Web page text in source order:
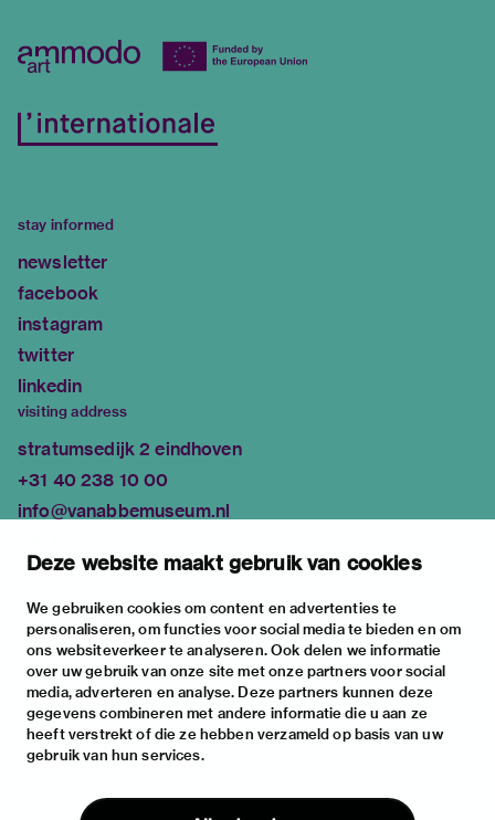
Deze website maakt gebruik van cookies
We gebruiken cookies om content en advertenties te
personaliseren, om functies voor social media te bieden en om
ons websiteverkeer te analyseren. Ook delen we informatie
over uw gebruik van onze site met onze partners voor social
media, adverteren en analyse. Deze partners kunnen deze
gegevens combineren met andere informatie die u aan ze
heeft verstrekt of die ze hebben verzameld op basis van uw
gebruik van hun services.
stay informed
newsletter
facebook
instagram
twitter
linkedin
visiting address
stratumsedijk 2 eindhoven
+31 40 238 10 00
info@vanabbemuseum.nl
exhibitions
activities
practical information
about
the museum
the collection
foundations & partners